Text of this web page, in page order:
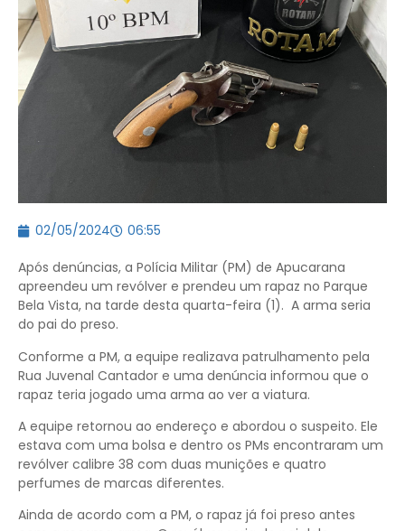
02/05/2024 06:55
Após denúncias, a Polícia Militar (PM) de Apucarana
apreendeu um revólver e prendeu um rapaz no Parque
Bela Vista, na tarde desta quarta-feira (1). A arma seria
do pai do preso.
Conforme a PM, a equipe realizava patrulhamento pela
Rua Juvenal Cantador e uma denúncia informou que o
rapaz teria jogado uma arma ao ver a viatura.
A equipe retornou ao endereço e abordou o suspeito. Ele
estava com uma bolsa e dentro os PMs encontraram um
revólver calibre 38 com duas munições e quatro
perfumes de marcas diferentes.
Ainda de acordo com a PM, o rapaz já foi preso antes